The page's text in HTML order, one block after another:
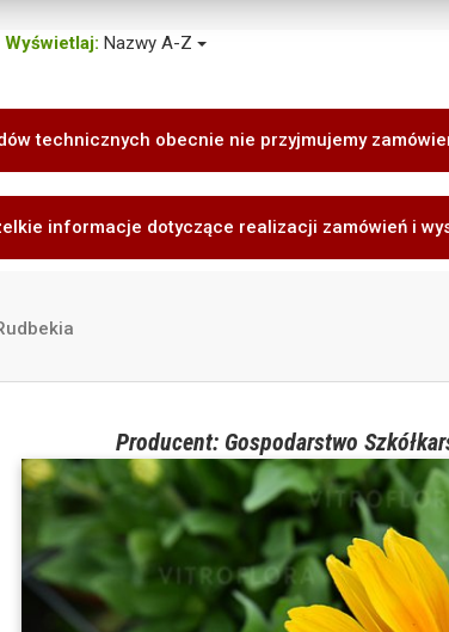
Wyświetlaj: Nazwy A-Z
technicznych obecnie nie przyjmujemy
informacje dotyczące realizacji zamówień i
Producent: Gospodarstwo